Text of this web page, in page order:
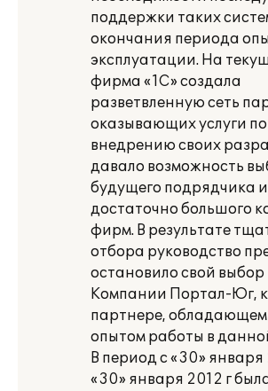
поддержки таких
окончания периода
эксплуатации. На
фирма «1С» создала
разветвленную сеть
оказывающих услуги по
внедрению своих
давало возможность
будущего подрядчика
достаточно большого
фирм. В результате
отбора руководство
остановило свой выбор
Компании Портал-Юг,
партнере,
опытом работы в
В период с «30» января
«30» января 2012 г